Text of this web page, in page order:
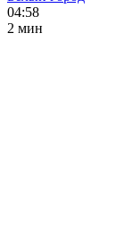
04:58
2 мин